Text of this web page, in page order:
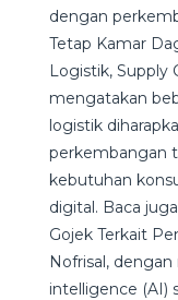
dengan
Tetap Kamar
Logistik, Supply
mengatakan
logistik
perkembangan
kebutuhan
digital. Baca
Gojek Terkait
Nofrisal,
intelligence (AI)